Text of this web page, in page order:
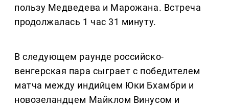
пользу Медведева и Марожана. Встреча
продолжалась 1 час 31 минуту.
В следующем раунде российско-
венгерская пара сыграет с победителем
матча между индийцем Юки Бхамбри и
новозеландцем Майклом Винусом и